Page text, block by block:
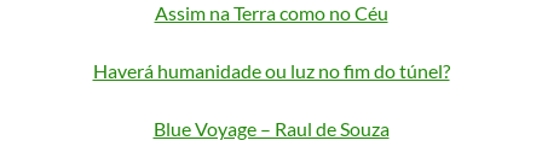
Assim na Terra como no Céu
Haverá humanidade ou luz no fim do túnel?
Blue Voyage – Raul de Souza